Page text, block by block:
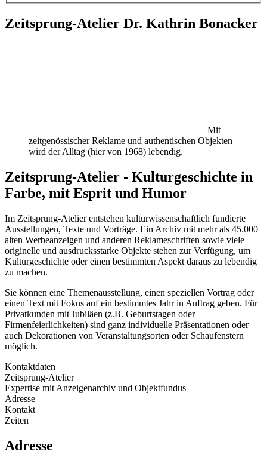
Zeitsprung-Atelier Dr. Kathrin Bonacker
Mit
zeitgenössischer Reklame und authentischen Objekten
wird der Alltag (hier von 1968) lebendig.
Zeitsprung-Atelier - Kulturgeschichte in
Farbe, mit Esprit und Humor
Im Zeitsprung-Atelier entstehen kulturwissenschaftlich fundierte
Ausstellungen, Texte und Vorträge. Ein Archiv mit mehr als 45.000
alten Werbeanzeigen und anderen Reklameschriften sowie viele
originelle und ausdrucksstarke Objekte stehen zur Verfügung, um
Kulturgeschichte oder einen bestimmten Aspekt daraus zu lebendig
zu machen.
Sie können eine Themenausstellung, einen speziellen Vortrag oder
einen Text mit Fokus auf ein bestimmtes Jahr in Auftrag geben. Für
Privatkunden mit Jubiläen (z.B. Geburtstagen oder
Firmenfeierlichkeiten) sind ganz individuelle Präsentationen oder
auch Dekorationen von Veranstaltungsorten oder Schaufenstern
möglich.
Kontaktdaten
Zeitsprung-Atelier
Expertise mit Anzeigenarchiv und Objektfundus
Adresse
Kontakt
Zeiten
Adresse